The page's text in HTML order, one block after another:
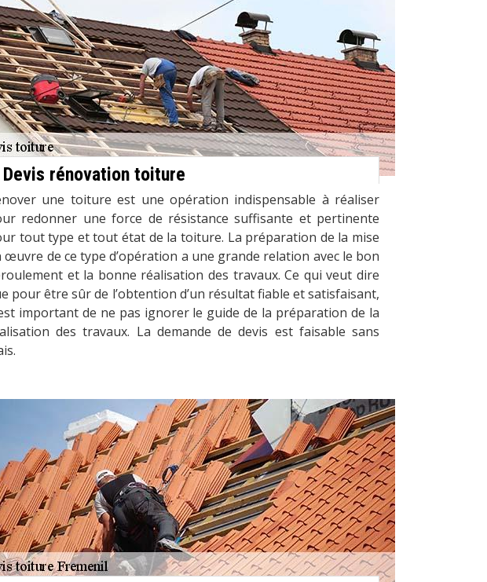
Devis rénovation toiture
une toiture est une opération indispensable à réaliser
redonner une force de résistance suffisante et pertinente
tout type et tout état de la toiture. La préparation de la mise
œuvre de ce type d’opération a une grande relation avec le bon
et la bonne réalisation des travaux. Ce qui veut dire
pour être sûr de l’obtention d’un résultat fiable et satisfaisant,
important de ne pas ignorer le guide de la préparation de la
des travaux. La demande de devis est faisable sans